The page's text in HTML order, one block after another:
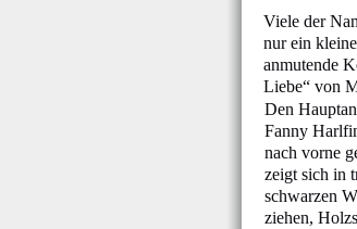
Viele der
nur ein
anmutende
Liebe“ von
Den
Fanny
nach vorne
zeigt sich in
schwarzen
ziehen,